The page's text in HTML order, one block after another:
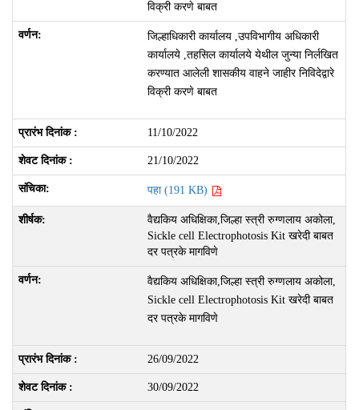
विक्री करणे बाबत
जिल्हाधिकारी कार्यालय ,उपविभागीय अधिकारी
कार्यालये ,तहसिल कार्यालये येथील जुन्या निर्लखित
करण्यात आलेली शासकीय वाहने जाहीर निविदेद्वारे
विक्री करणे बाबत
11/10/2022
21/10/2022
पहा (191 KB)
वैद्यकिय अधिक्षिका,जिल्हा स्त्री रुग्णलाय अकोला,
Sickle cell Electrophotosis Kit खरेदी बाबत
दर पत्रके मागविणे
वैद्यकिय अधिक्षिका,जिल्हा स्त्री रुग्णलाय अकोला,
Sickle cell Electrophotosis Kit खरेदी बाबत
दर पत्रके मागविणे
26/09/2022
30/09/2022